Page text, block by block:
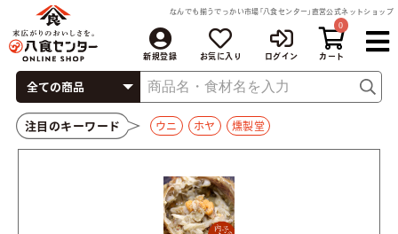
なんでも揃うでっかい市場「八食センター」直営公式ネットショップ
新規登録 お気に入り ログイン
0
注目のキーワード ウニ ホヤ 燻製堂